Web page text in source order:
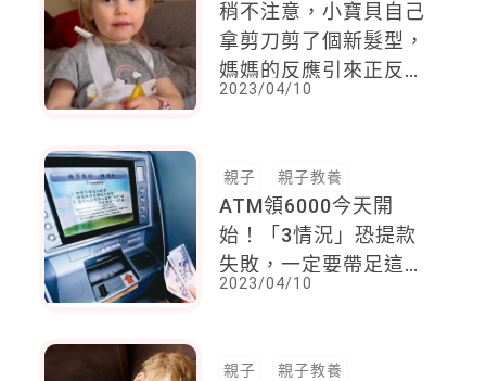
稍不注意，小寶貝自己
拿剪刀剪了個新髮型，
媽媽的反應引來正反論
戰！
2023/04/10
親子 親子教養
ATM領6000今天開
始！「3情況」恐提款
失敗，一定要帶足這些
物品
2023/04/10
親子 親子教養